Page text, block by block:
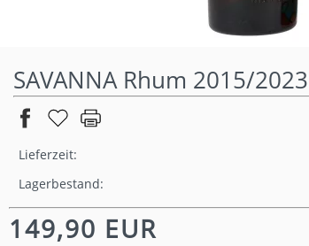
SAVANNA Rhum 2015/
Lieferzeit:
Lagerbestand:
149,90 EUR